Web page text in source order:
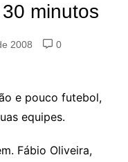
minutos
2008
0
e pouco futebol,
equipes.
Fábio Oliveira,